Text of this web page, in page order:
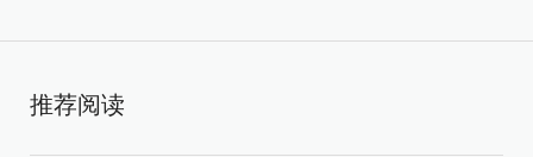
推荐阅读